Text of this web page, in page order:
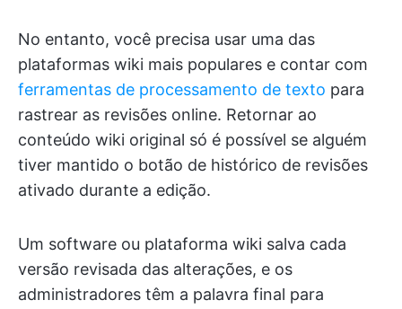
No entanto, você precisa usar uma das
plataformas wiki mais populares e contar com
ferramentas de processamento de texto para
rastrear as revisões online. Retornar ao
conteúdo wiki original só é possível se alguém
tiver mantido o botão de histórico de revisões
ativado durante a edição.
Um software ou plataforma wiki salva cada
versão revisada das alterações, e os
administradores têm a palavra final para